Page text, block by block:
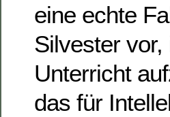
eine echte
Silvester
Unterricht
das für